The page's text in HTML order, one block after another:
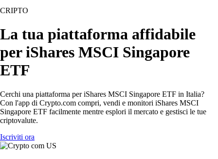
CRIPTO
La tua piattaforma affidabile
per iShares MSCI Singapore
ETF
Cerchi una piattaforma per iShares MSCI Singapore ETF in Italia?
Con l'app di Crypto.com compri, vendi e monitori iShares MSCI
Singapore ETF facilmente mentre esplori il mercato e gestisci le tue
criptovalute.
Iscriviti ora